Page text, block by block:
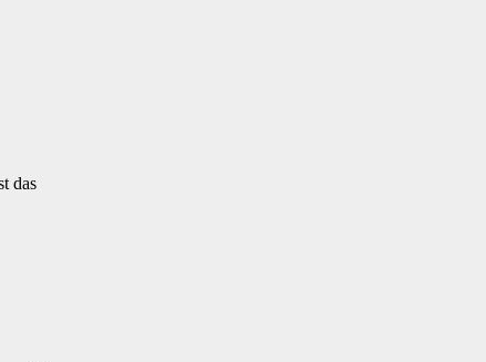
das